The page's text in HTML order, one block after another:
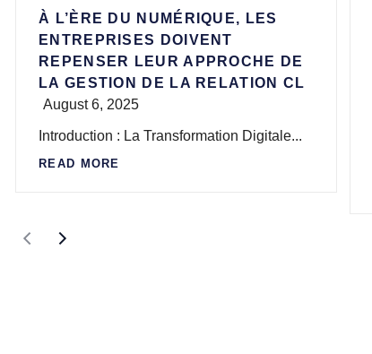
À L’ÈRE DU NUMÉRIQUE, LES
ENTREPRISES DOIVENT
REPENSER LEUR APPROCHE DE
LA GESTION DE LA RELATION CL
August 6, 2025
Introduction : La Transformation Digitale...
READ MORE